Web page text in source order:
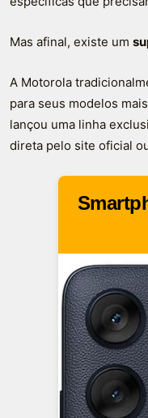
Mas afinal, existe um
A Motorola
para seus modelos
lançou uma linha
direta pelo site oficial